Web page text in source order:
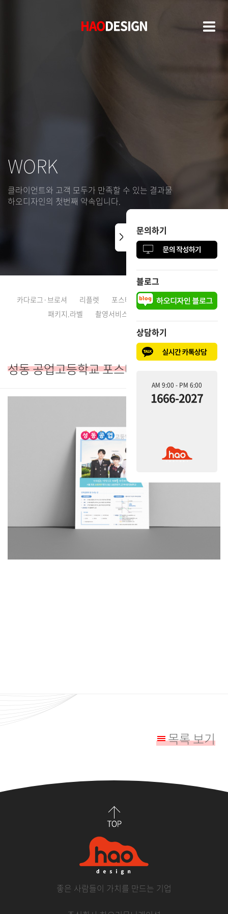
HAODESIGN
문의하기
블로그
상담하기
AM 9:00 - PM 6:00
1666-2027
HAODESIGN
문의하기
블로그
상담하기
AM 9:00 - PM 6:00
1666-2027
WORK
클라이언트와 고객 모두가 만족할 수 있는 결과물
하오디자인의 첫번째 약속입니다.
카다로그·브로셔 리플렛 포스터·전단지
CI·로고디자인
패키지.라벨
촬영서비스
성동 공업고등학교 포스터
목록 보기
좋은 사람들이 가치를 만드는 기업